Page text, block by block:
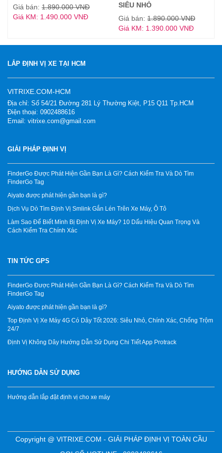
Giá bán: 1.890.000 VNĐ
Giá KM: 1.490.000 VNĐ
SIÊU NHỎ
Giá bán: 1.890.000 VNĐ
Giá KM: 1.390.000 VNĐ
LẮP ĐỊNH VỊ XE TẠI HCM
VITRIXE.COM-HCM
Địa chỉ: Số 54/21 Đường 281 Lý Thường Kiệt, P15 Q11 Tp.HCM
Điện thoại: 0902488616
Email: vitrixe.com@gmail.com
GIẢI PHÁP ĐỊNH VỊ
FinderGo Được Phát Hiện Gần Bạn Là Gì? Cách Kiểm Tra Và Dò Tìm
FinderGo Tag
Aiyato được phát hiện gần bạn là gì?
Dịch Vụ Dò Tìm Định Vị Smlink Gắn Lén Trên Xe Máy, Ô Tô
Làm Sao Để Biết Mình Bị Định Vị Xe Máy? 10 Dấu Hiệu Quan Trọng Và
Cách Kiểm Tra Chính Xác
TIN TỨC GPS
FinderGo Được Phát Hiện Gần Bạn Là Gì? Cách Kiểm Tra Và Dò Tìm
FinderGo Tag
Aiyato được phát hiện gần bạn là gì?
Top Định Vị Xe Máy 4G Có Dây Tốt 2026: Siêu Nhỏ, Chính Xác, Chống Trộm
24/7
Định Vị Không Dây Hướng Dẫn Sử Dụng Chi Tiết App Protrack
HƯỚNG DẪN SỬ DỤNG
Hướng dẫn lắp đặt định vị cho xe máy
Copyright @ VITRIXE.COM - GIẢI PHÁP ĐỊNH VỊ TOÀN CẦU